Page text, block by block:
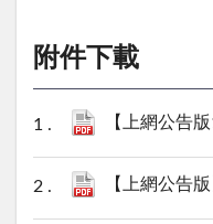
附件下載
【上網公告版
【上網公告